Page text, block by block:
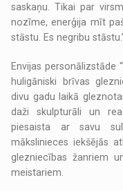
saskaņu. Tikai par
nozīme, enerģija mīt
stāstu. Es negribu
Envijas personālizstāde
huligāniski brīvas
divu gadu laikā
daži skulpturāli un
piesaista ar savu
mākslinieces iekšējās
glezniecības žanriem
meistariem.